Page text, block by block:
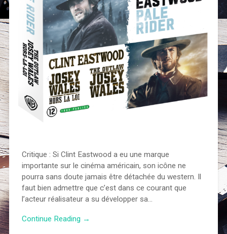
Critique : Si Clint Eastwood a eu une marque
importante sur le cinéma américain, son icône ne
pourra sans doute jamais être détachée du western. Il
faut bien admettre que c’est dans ce courant que
l’acteur réalisateur a su développer sa…
Continue Reading →